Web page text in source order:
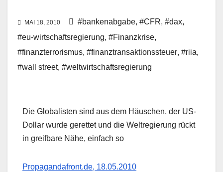
MAI 18, 2010 #bankenabgabe, #CFR, #dax,
#eu-wirtschaftsregierung, #Finanzkrise,
#finanzterrorismus, #finanztransaktionssteuer, #riia,
#wall street, #weltwirtschaftsregierung
Die Globalisten sind aus dem Häuschen, der US-
Dollar wurde gerettet und die Weltregierung rückt
in greifbare Nähe, einfach so
Propagandafront.de, 18.05.2010